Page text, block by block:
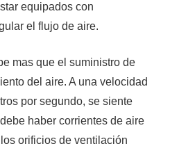
equipados con
el flujo de aire.
mas que el suministro de
del aire. A una velocidad
por segundo, se siente
haber corrientes de aire
orificios de ventilación